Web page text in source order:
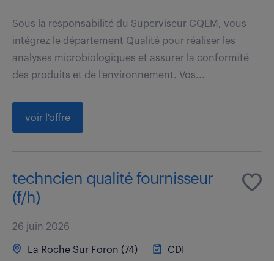
Sous la responsabilité du Superviseur CQEM, vous
intégrez le département Qualité pour réaliser les
analyses microbiologiques et assurer la conformité
des produits et de l'environnement. Vos...
voir l'offre
techncien qualité fournisseur
(f/h)
26 juin 2026
La Roche Sur Foron (74)
CDI